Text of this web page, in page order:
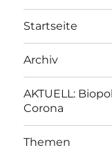
Startseite
Archiv
AKTUELL:
Corona
Themen